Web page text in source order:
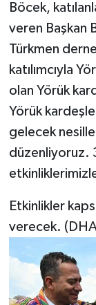
Böcek,
veren Başkan
Türkmen
katılımcıyla
olan Yörük
Yörük
gelecek
düzenliyoruz.
Etkinlikler
verecek.